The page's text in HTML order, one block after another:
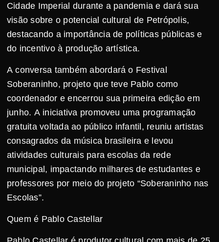
Cidade Imperial durante a pandemia e dará sua
visão sobre o potencial cultural de Petrópolis,
destacando a importância de políticas públicas e
do incentivo à produção artística.
A conversa também abordará o Festival
Soberaninho, projeto que teve Pablo como
coordenador e encerrou sua primeira edição em
junho. A iniciativa promoveu uma programação
gratuita voltada ao público infantil, reuniu artistas
consagrados da música brasileira e levou
atividades culturais para escolas da rede
municipal, impactando milhares de estudantes e
professores por meio do projeto “Soberaninho nas
Escolas”.
Quem é Pablo Castellar